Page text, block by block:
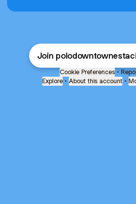
Join
Cookie Preferences •
Explore • About this account •